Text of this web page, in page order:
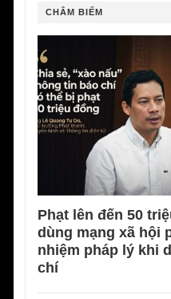
CHÂM BIẾM
Phạt lên đến 50
dùng mạng xã hội
nhiệm pháp lý khi
chí